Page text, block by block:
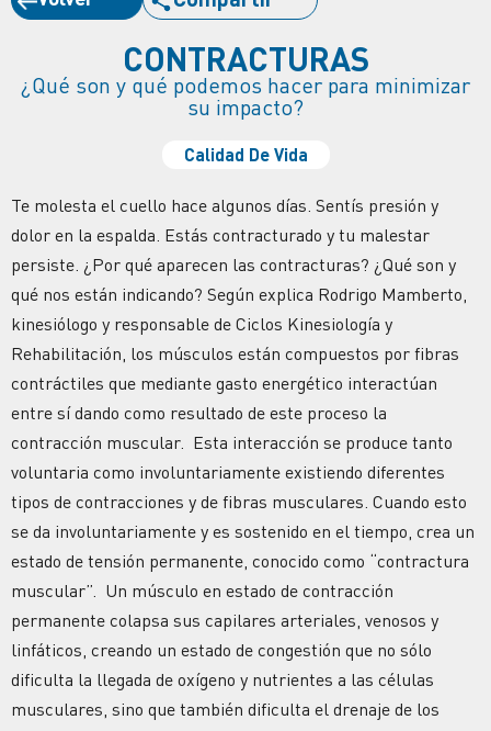
CONTRACTURAS
¿Qué son y qué podemos hacer para minimizar
su impacto?
Calidad De Vida
Te molesta el cuello hace algunos días. Sentís presión y
dolor en la espalda. Estás contracturado y tu malestar
persiste. ¿Por qué aparecen las contracturas? ¿Qué son y
qué nos están indicando? Según explica Rodrigo Mamberto,
kinesiólogo y responsable de Ciclos Kinesiología y
Rehabilitación, los músculos están compuestos por fibras
contráctiles que mediante gasto energético interactúan
entre sí dando como resultado de este proceso la
contracción muscular. Esta interacción se produce tanto
voluntaria como involuntariamente existiendo diferentes
tipos de contracciones y de fibras musculares. Cuando esto
se da involuntariamente y es sostenido en el tiempo, crea un
estado de tensión permanente, conocido como “contractura
muscular”. Un músculo en estado de contracción
permanente colapsa sus capilares arteriales, venosos y
linfáticos, creando un estado de congestión que no sólo
dificulta la llegada de oxígeno y nutrientes a las células
musculares, sino que también dificulta el drenaje de los